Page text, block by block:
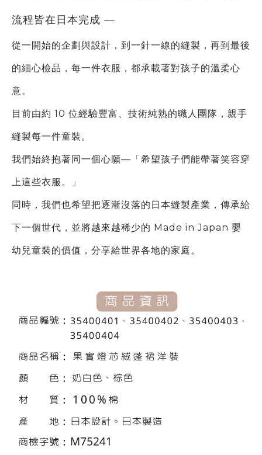
流程皆在日本完成 —
從一開始的企劃與設計，到一針一線的縫製，再到最後
的細心檢品，每一件衣服，都承載著對孩子的溫柔心
意。
目前由約 10 位經驗豐富、技術純熟的職人團隊，親手
縫製每一件童裝。
我們始終抱著同一個心願—「希望孩子們能帶著笑容穿
上這些衣服。」
同時，我們也希望把逐漸沒落的日本縫製產業，傳承給
下一個世代， 並將越來越稀少的 Made in Japan 嬰
幼兒童裝的價值，分享給世界各地的家庭。